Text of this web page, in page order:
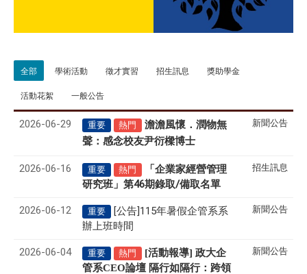
全部 學術活動 徵才實習 招生訊息 獎助學金
活動花絮 一般公告
2026-06-29 重要 熱門
澹澹風懷．潤物無
聲 ： 感念校友尹衍樑博士
新聞公告
2026-06-16 重要 熱門
「企業家經營管理
研究班」第46期錄取/備取名單
招生訊息
2026-06-12 重要
[公告]115年暑假企管系系
辦上班時間
新聞公告
2026-06-04 重要 熱門
[活動報導] 政大企
管系CEO論壇 隔行如隔行：跨領
新聞公告